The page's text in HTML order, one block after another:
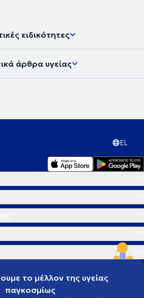
ειδικότητες
άρθρα υγείας
EL
το μέλλον της υγείας
παγκοσμίως